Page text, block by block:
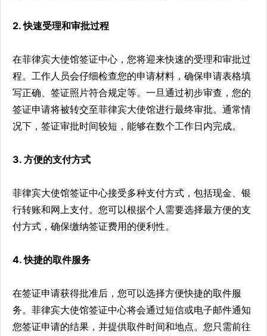
2. 快速受理和审批过程
在菲律宾大使馆签证中心，您将迎来快速的受理和审批过
程。工作人员会仔细检查您的申请材料，确保申请表格填
写正确、签证照片符合规定等。一旦通过初步审查，您的
签证申请将被转交至菲律宾大使馆进行最终审批。通常情
况下，签证审批时间较短，能够在数个工作日内完成。
3. 方便的支付方式
菲律宾大使馆签证中心接受多种支付方式，包括现金、银
行转账和网上支付。您可以根据个人需要选择最方便的支
付方式，确保缴纳签证费用的便利性。
4. 快捷的取件服务
在签证申请获得批准后，您可以选择方便快捷的取件服
务。菲律宾大使馆签证中心将会通过短信或电子邮件通知
您签证申请的结果，并提供取件时间和地点。您只需前往